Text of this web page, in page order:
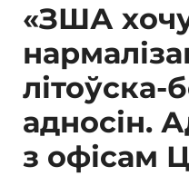
«ЗША
літоўска-
адносін.
з офісам